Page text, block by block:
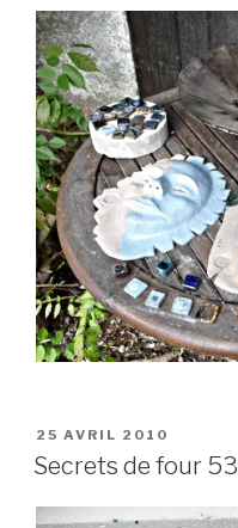
PUBLIÉ
LE
25 AVRIL 2010
Secrets de four 53